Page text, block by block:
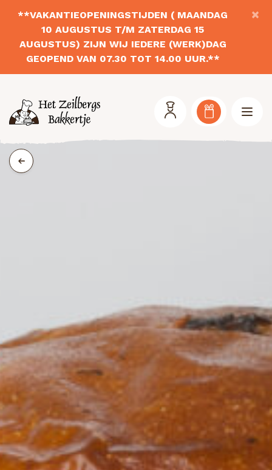
×
**VAKANTIEOPENINGSTIJDEN ( MAANDAG
10 AUGUSTUS T/M ZATERDAG 15
AUGUSTUS) ZIJN WIJ IEDERE (WERK)DAG
GEOPEND VAN 07.30 TOT 14.00 UUR.**